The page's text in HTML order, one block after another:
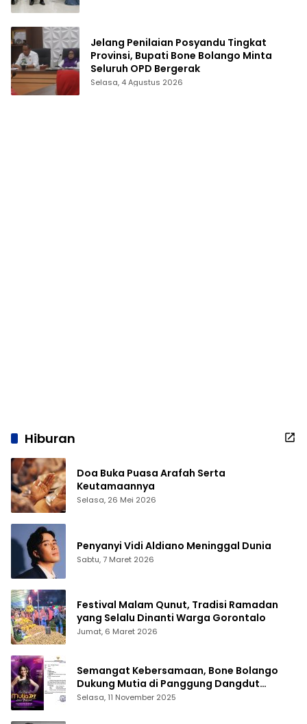
Jelang Penilaian Posyandu Tingkat
Provinsi, Bupati Bone Bolango Minta
Seluruh OPD Bergerak
Selasa, 4 Agustus 2026
Hiburan
Doa Buka Puasa Arafah Serta
Keutamaannya
Selasa, 26 Mei 2026
Penyanyi Vidi Aldiano Meninggal Dunia
Sabtu, 7 Maret 2026
Festival Malam Qunut, Tradisi Ramadan
yang Selalu Dinanti Warga Gorontalo
Jumat, 6 Maret 2026
Semangat Kebersamaan, Bone Bolango
Dukung Mutia di Panggung Dangdut
Academy 7
Selasa, 11 November 2025